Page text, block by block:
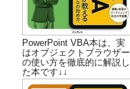
PowerPoint VBA本は、実
はオブジェクトブラウザー
の使い方を徹底的に解説し
た本です↓↓